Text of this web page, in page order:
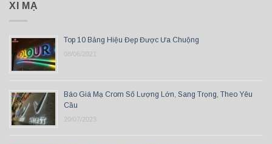
XI MẠ
Top 10 Bảng Hiệu Đẹp Được Ưa Chuộng
08/06/2021
Báo Giá Mạ Crom Số Lượng Lớn, Sang Trọng, Theo Yêu
Cầu
20/07/2023